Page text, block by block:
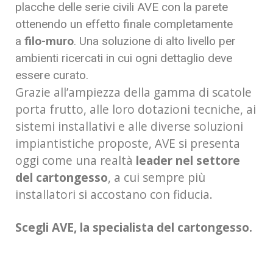
placche delle serie civili AVE con la parete
ottenendo un effetto finale completamente
a filo-muro. Una soluzione di alto livello per
ambienti ricercati in cui ogni dettaglio deve
essere curato.
Grazie all’ampiezza della gamma di scatole
porta frutto, alle loro dotazioni tecniche, ai
sistemi installativi e alle diverse soluzioni
impiantistiche proposte, AVE si presenta
oggi come una realtà leader nel settore
del cartongesso, a cui sempre più
installatori si accostano con fiducia.
Scegli AVE, la specialista del cartongesso.